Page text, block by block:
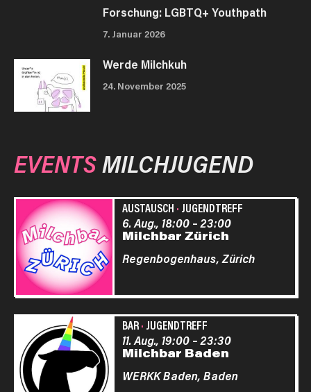
Forschung: LGBTQ+ Youthpath
7. Januar 2026
Werde Milchkuh
24. November 2025
EVENTSMILCHJUGEND
AUSTAUSCH · JUGENDTREFF
Milchbar Zürich
6. Aug., 18:00–23:00
Regenbogenhaus, Zürich
BAR· JUGENDTREFF
Milchbar Baden
11. Aug., 19:00–23:30
WERKK Baden, Baden